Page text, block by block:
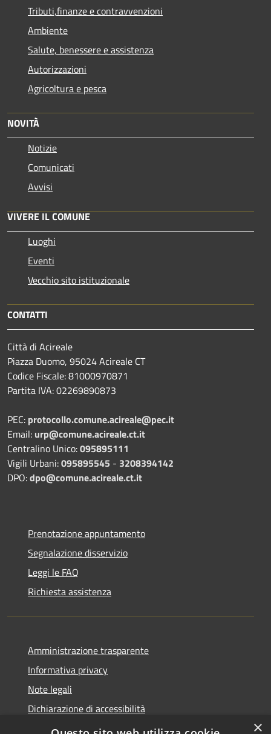
Tributi,finanze e contravvenzioni
Ambiente
Salute, benessere e assistenza
Autorizzazioni
Agricoltura e pesca
NOVITÀ
Notizie
Comunicati
Avvisi
VIVERE IL COMUNE
Luoghi
Eventi
Vecchio sito istituzionale
CONTATTI
Città di Acireale
Piazza Duomo, 95024 Acireale CT
Codice Fiscale: 81000970871
Partita IVA: 02269890873
PEC: protocollo.comune.acireale@pec.it
Email: urp@comune.acireale.ct.it
Centralino Unico:095895111
Vigili Urbani:095895545 - 3208394142
DPO:dpo@comune.acireale.ct.it
Prenotazione appuntamento
Segnalazione disservizio
Leggi le FAQ
Richiesta assistenza
Amministrazione trasparente
Informativa privacy
Note legali
Dichiarazione di accessibilità
Obiettivi di accessibilità
×